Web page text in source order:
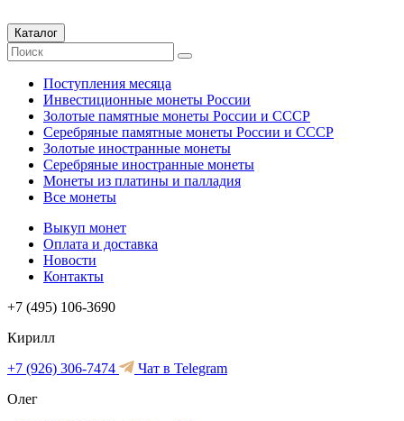
Каталог
Поступления месяца
Инвестиционные монеты России
Золотые памятные монеты России и СССР
Серебряные памятные монеты России и СССР
Золотые иностранные монеты
Серебряные иностранные монеты
Монеты из платины и палладия
Все монеты
Выкуп монет
Оплата и доставка
Новости
Контакты
+7 (495) 106-3690
Кирилл
+7 (926) 306-7474
Чат в Telegram
Олег